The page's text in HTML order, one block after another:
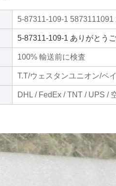
5-87311-109-1
5-87311-109-1 ありがとう
100% 輸送前に検査
T.T/ウェスタンユニオン/ペ
DHL / FedEx / TNT / UPS /